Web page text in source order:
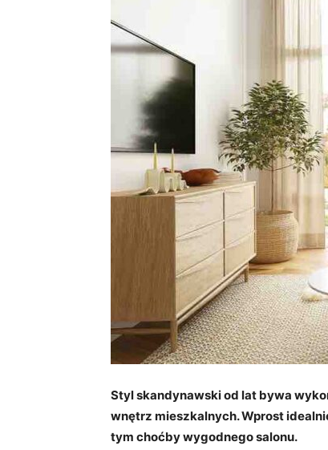
Styl skandynawski od lat bywa
wnętrz mieszkalnych. Wprost
tym choćby wygodnego salonu.